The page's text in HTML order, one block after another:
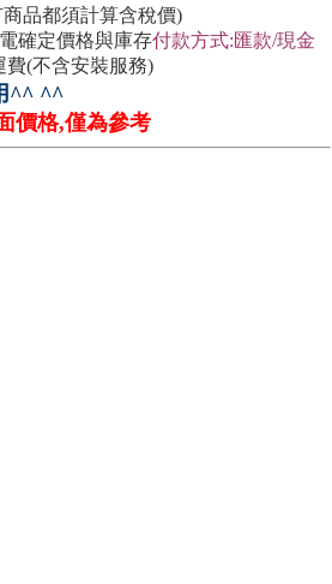
品都須計算含稅價)
確定價格與庫存付款方式:匯款/現金
費(不含安裝服務)
^^ ^^
價格,僅為參考